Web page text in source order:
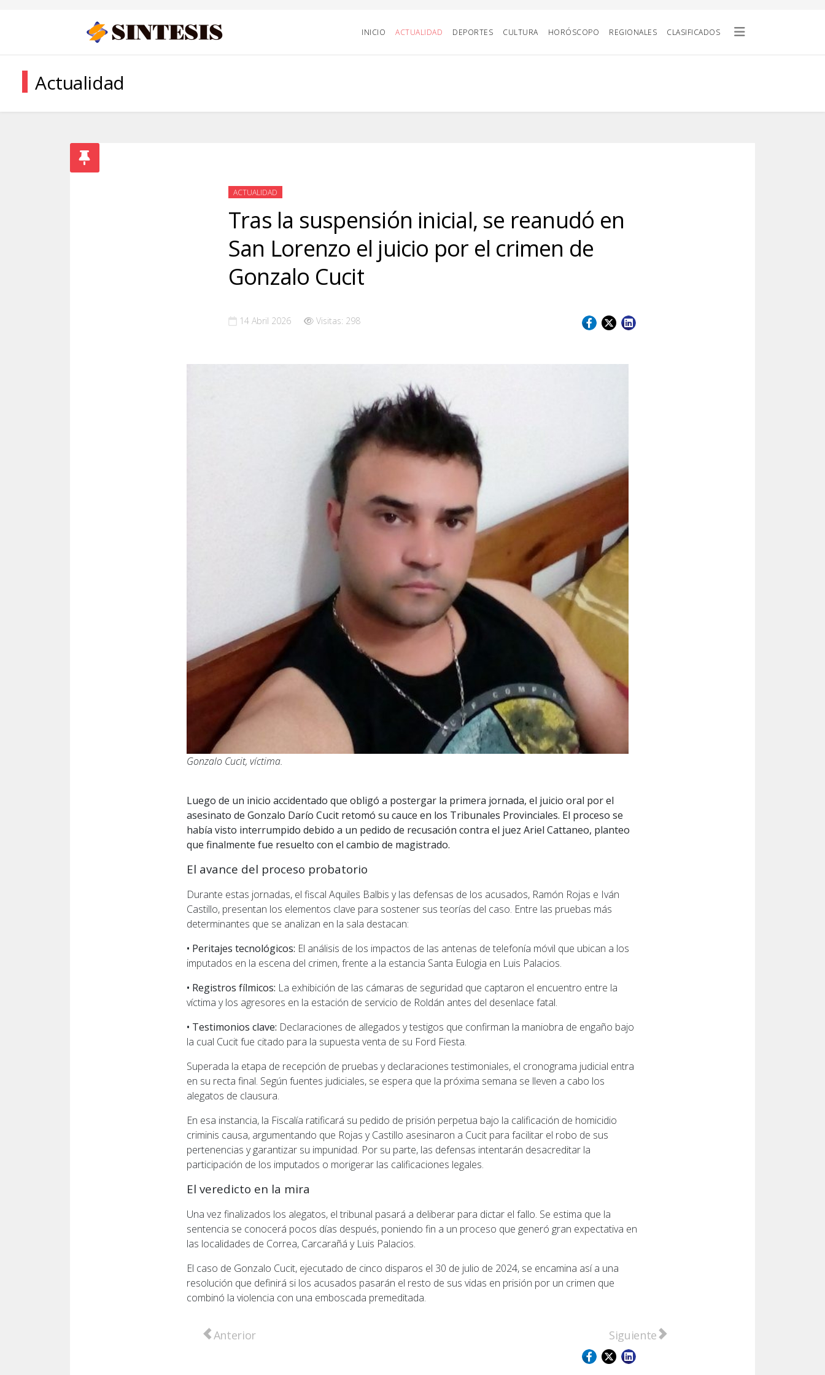
INICIO ACTUALIDAD DEPORTES CULTURA HORÓSCOPO REGIONALES CLASIFICADOS
Actualidad
ACTUALIDAD
Tras la suspensión inicial, se reanudó en
San Lorenzo el juicio por el crimen de
Gonzalo Cucit
14 Abril 2026 Visitas: 298
Gonzalo Cucit, víctima.
Luego de un inicio accidentado que obligó a postergar la primera jornada, el juicio oral por el
asesinato de Gonzalo Darío Cucit retomó su cauce en los Tribunales Provinciales. El proceso se
había visto interrumpido debido a un pedido de recusación contra el juez Ariel Cattaneo, planteo
que finalmente fue resuelto con el cambio de magistrado.
El avance del proceso probatorio
Durante estas jornadas, el fiscal Aquiles Balbis y las defensas de los acusados, Ramón Rojas e Iván
Castillo, presentan los elementos clave para sostener sus teorías del caso. Entre las pruebas más
determinantes que se analizan en la sala destacan:
• Peritajes tecnológicos: El análisis de los impactos de las antenas de telefonía móvil que ubican a los
imputados en la escena del crimen, frente a la estancia Santa Eulogia en Luis Palacios.
• Registros fílmicos: La exhibición de las cámaras de seguridad que captaron el encuentro entre la
víctima y los agresores en la estación de servicio de Roldán antes del desenlace fatal.
• Testimonios clave: Declaraciones de allegados y testigos que confirman la maniobra de engaño bajo
la cual Cucit fue citado para la supuesta venta de su Ford Fiesta.
Superada la etapa de recepción de pruebas y declaraciones testimoniales, el cronograma judicial entra
en su recta final. Según fuentes judiciales, se espera que la próxima semana se lleven a cabo los
alegatos de clausura.
En esa instancia, la Fiscalía ratificará su pedido de prisión perpetua bajo la calificación de homicidio
criminis causa, argumentando que Rojas y Castillo asesinaron a Cucit para facilitar el robo de sus
pertenencias y garantizar su impunidad. Por su parte, las defensas intentarán desacreditar la
participación de los imputados o morigerar las calificaciones legales.
El veredicto en la mira
Una vez finalizados los alegatos, el tribunal pasará a deliberar para dictar el fallo. Se estima que la
sentencia se conocerá pocos días después, poniendo fin a un proceso que generó gran expectativa en
las localidades de Correa, Carcarañá y Luis Palacios.
El caso de Gonzalo Cucit, ejecutado de cinco disparos el 30 de julio de 2024, se encamina así a una
resolución que definirá si los acusados pasarán el resto de sus vidas en prisión por un crimen que
combinó la violencia con una emboscada premeditada.
Artículo anterior: Caso Sofía Delgado: Desestiman pedido de la defensa de Eduardo Mordini de ser investigado por
Anterior Artículo siguiente: La Justicia de San
Siguiente